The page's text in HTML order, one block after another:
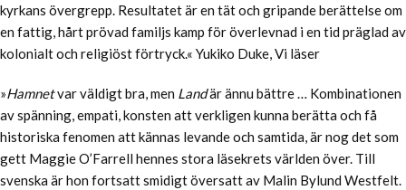
kyrkans övergrepp. Resultatet är en tät och gripande berättelse om
en fattig, hårt prövad familjs kamp för överlevnad i en tid präglad av
kolonialt och religiöst förtryck.« Yukiko Duke, Vi läser
»Hamnetvar väldigt bra, men Landär ännu bättre … Kombinationen
av spänning, empati, konsten att verkligen kunna berätta och få
historiska fenomen att kännas levande och samtida, är nog det som
gett Maggie O’Farrell hennes stora läsekrets världen över. Till
svenska är hon fortsatt smidigt översatt av Malin Bylund Westfelt.